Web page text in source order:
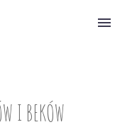
I BEKÓW